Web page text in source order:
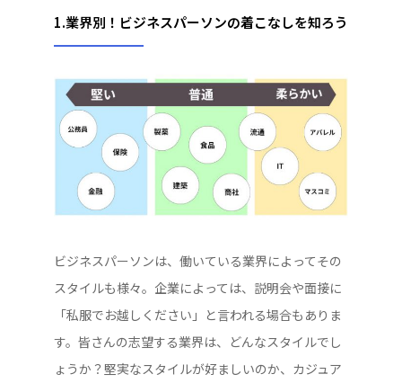
1.業界別！ビジネスパーソンの着こなしを知ろう
ビジネスパーソンは、働いている業界によってその
スタイルも様々。企業によっては、説明会や面接に
「私服でお越しください」と言われる場合もありま
す。皆さんの志望する業界は、どんなスタイルでし
ょうか？堅実なスタイルが好ましいのか、カジュア